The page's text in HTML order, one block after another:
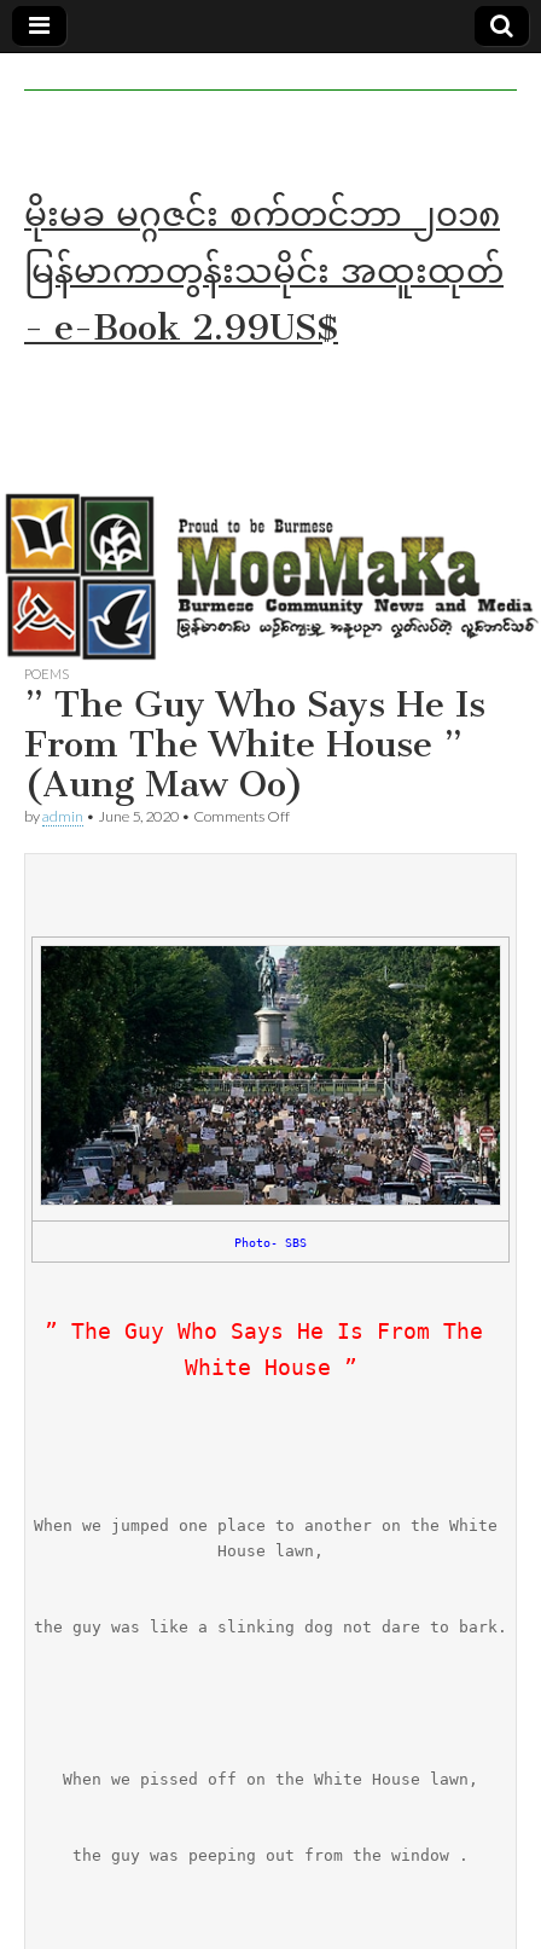
in English
MoeMaKa
မိုးမခ မဂ္ဂဇင်း စက်တင်ဘာ ၂၀၁၈
မြန်မာကာတွန်းသမိုင်း အထူးထုတ်
- e-Book 2.99US$
POEMS
” The Guy Who Says He Is
From The White House ”
(Aung Maw Oo)
byadmin • June 5, 2020 • Comments Offon
The
Is
From
The
White
House
”
(Aung
Maw
Oo)
Photo- SBS
” The Guy Who Says He Is From The
White House ”
When we jumped one place to another on the White
House lawn,
the guy was like a slinking dog not dare to bark.
When we pissed off on the White House lawn,
the guy was peeping out from the window .